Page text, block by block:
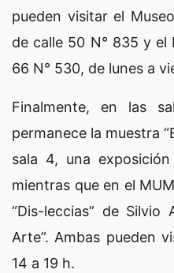
pueden visitar el
de calle 50 N° 835 y el
66 N° 530, de lunes a
Finalmente, en las
permanece la muestra
sala 4, una
mientras que en el
“Dis-leccias” de Silvio
Arte”. Ambas pueden
14 a 19 h.